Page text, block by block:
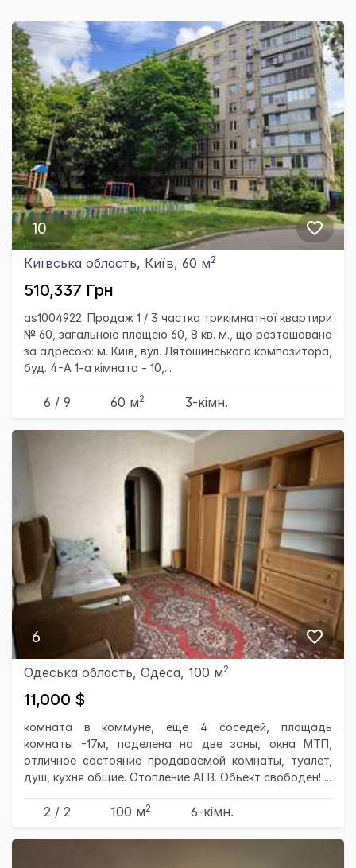
10
Київська область, Київ, 60 м2
510,337 Грн
as1004922. Продаж 1 / 3 частка трикімнатної квартири
№ 60, загальною площею 60, 8 кв. м., що розташована
за адресою: м. Київ, вул. Лятошинського композитора,
буд. 4-А 1-а кімната - 10,...
6 / 9 60 м2 3-кімн.
6
Одеська область, Одеса, 100 м2
11,000 $
комната в коммуне, еще 4 соседей, площадь
комнаты -17м, поделена на две зоны, окна МТП,
отличное состояние продаваемой комнаты, туалет,
душ, кухня общие. Отопление АГВ. Обьект свободен! ...
2 / 2 100 м2 6-кімн.